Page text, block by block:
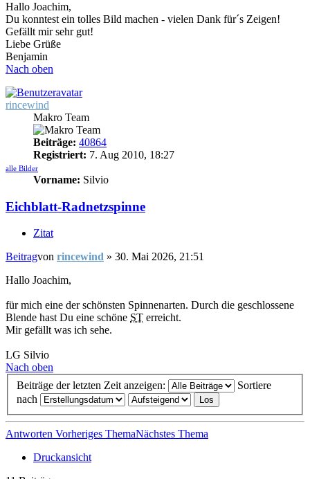
Hallo Joachim,
Du konntest ein tolles Bild machen - vielen Dank für´s Zeigen!
Gefällt mir sehr gut!
Liebe Grüße
Benjamin
Nach oben
rincewind
Makro Team
Beiträge: 40864
Registriert: 7. Aug 2010, 18:27
alle Bilder
Vorname: Silvio
Eichblatt-Radnetzspinne
Zitat
Beitragvon rincewind » 30. Mai 2026, 21:51
Hallo Joachim,
für mich eine der schönsten Spinnenarten. Durch die geschlossene
Blende hast Du eine schöne ST erreicht.
Mir gefällt was ich sehe.
LG Silvio
Nach oben
Beiträge der letzten Zeit anzeigen:
Sortiere
nach
Antworten Vorheriges ThemaNächstes Thema
Druckansicht